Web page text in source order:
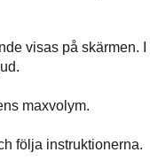
visas på skärmen.
maxvolym.
följa instruktionerna.